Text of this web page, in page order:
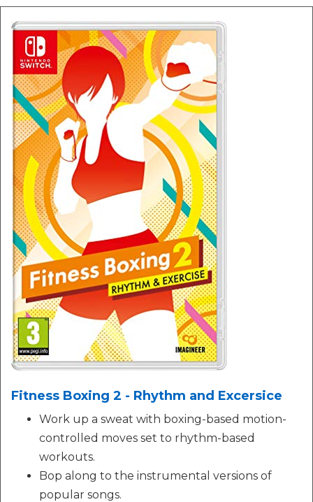
Fitness Boxing 2 - Rhythm and Excersice
Work up a sweat with boxing-based motion-
controlled moves set to rhythm-based
workouts.
Bop along to the instrumental versions of
popular songs.